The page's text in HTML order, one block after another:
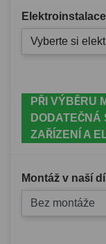
Elektroinstalace
Vyberte si
PŘI VÝBĚRU
DODATEČNÁ
ZAŘÍZENÍ A
Montáž v naší
Bez montáže